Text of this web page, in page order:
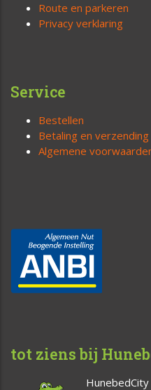
Route en parkeren
Privacy verklaring
Service
Bestellen
Betaling en verzending
Algemene
tot ziens bij
HunebedCity